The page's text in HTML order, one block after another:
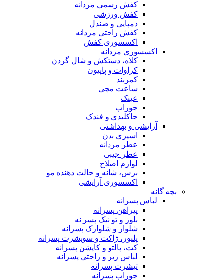
کفش رسمی مردانه
کفش ورزشی
دمپایی و صندل
کفش راحتی مردانه
اکسسوری کفش
اکسسوری مردانه
کلاه، دستکش و شال گردن
کراوات و پاپیون
کمربند
ساعت مچی
عینک
جوراب
جاکلیدی و فندک
آرایشی و بهداشتی
اسپری بدن
عطر مردانه
عطر جیبی
لوازم اصلاح
برس، شانه و حالت دهنده مو
اکسسوری آرایشی
بچه گانه
لباس پسرانه
پیراهن پسرانه
بلوز و تو نیک پسرانه
شلوار و شلوارک پسرانه
پلیور، ژاکت و سویشرت پسرانه
کت، پالتو و کاپشن پسرانه
لباس زیر و راحتی پسرانه
تیشرت پسرانه
جوراب پسرانه